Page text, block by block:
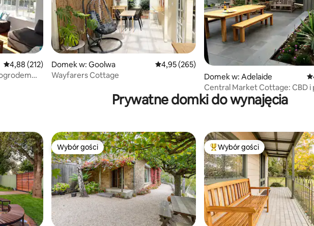
Średnia ocena: 4,88 na 5, liczba recenzji: 212
4,88 (212)
Domek w: Goolwa Średnia ocena: 4,95 na 5, liczba recenzji: 265
4,95 (265)
Wayfarers Cottage
Domek w: Adelaide
Central Market Cottage: CBD i
dla zwierząt
Prywatne domki do wynajęcia
Wybór gości Wybór gości
Wybór gości Najpopularniejsze z kategorii
Wybór gości